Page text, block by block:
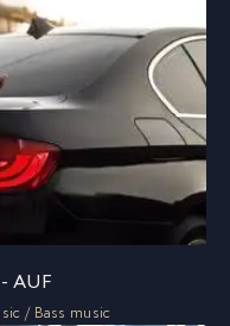
AUF
/ Bass music